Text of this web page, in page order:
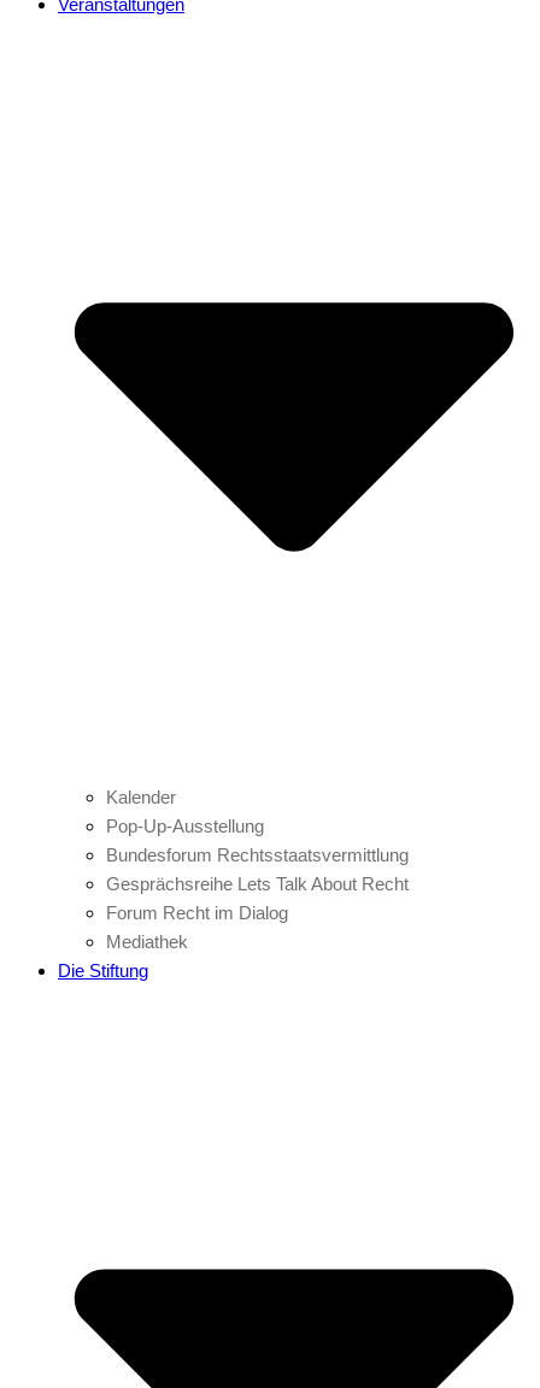
Veranstaltungen
Kalender
Pop-Up-Ausstellung
Bundesforum Rechtsstaatsvermittlung
Gesprächsreihe Lets Talk About Recht
Forum Recht im Dialog
Mediathek
Die Stiftung